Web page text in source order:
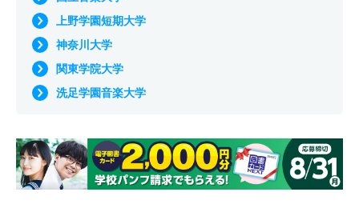
上野学園短期大学
神奈川大学
関東学院大学
洗足学園音楽大学